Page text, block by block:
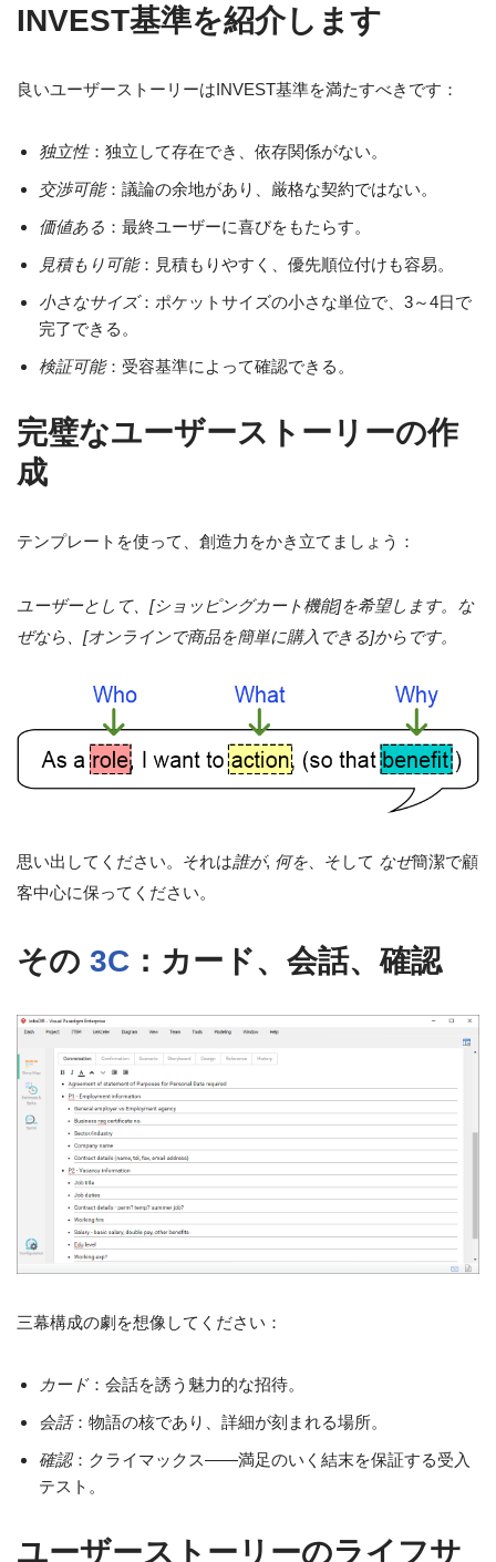
INVEST基準を紹介します
良いユーザーストーリーはINVEST基準を満たすべきです：
独立性：独立して存在でき、依存関係がない。
交渉可能：議論の余地があり、厳格な契約ではない。
価値ある ：最終ユーザーに喜びをもたらす。
見積もり可能：見積もりやすく、優先順位付けも容易。
小さなサイズ：ポケットサイズの小さな単位で、3～4日で
完了できる。
検証可能：受容基準によって確認できる。
完璧なユーザーストーリーの作
成
テンプレートを使って、創造力をかき立てましょう：
ユーザーとして、[ショッピングカート機能]を希望します。な
ぜなら、[オンラインで商品を簡単に購入できる]からです。
思い出してください。それは誰が, 何を 、そして なぜ簡潔で顧
客中心に保ってください。
その 3C ：カード、会話、確認
三幕構成の劇を想像してください：
カード：会話を誘う魅力的な招待。
会話：物語の核であり、詳細が刻まれる場所。
確認：クライマックス——満足のいく結末を保証する受入
テスト。
ユーザーストーリーのライフサ